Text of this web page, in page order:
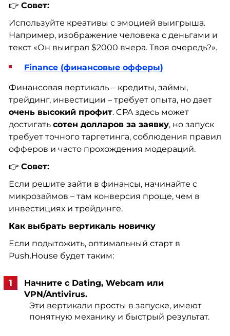
👉 Совет:
Используйте креативы с эмоцией выигрыша.
Например, изображение человека с деньгами и
текст «Он выиграл $2000 вчера. Твоя очередь?».
Finance (финансовые офферы)
Финансовая вертикаль – кредиты, займы,
трейдинг, инвестиции – требует опыта, но дает
очень высокий профит. CPA здесь может
достигать сотен долларов за заявку, но запуск
требует точного таргетинга, соблюдения правил
офферов и часто прохождения модераций.
👉 Совет:
Если решите зайти в финансы, начинайте с
микрозаймов – там конверсия проще, чем в
инвестициях и трейдинге.
Как выбрать вертикаль новичку
Если подытожить, оптимальный старт в
Push.House будет таким:
Начните с Dating, Webcam или
VPN/Antivirus.
Эти вертикали просты в запуске, имеют
понятную механику и быстрый результат.